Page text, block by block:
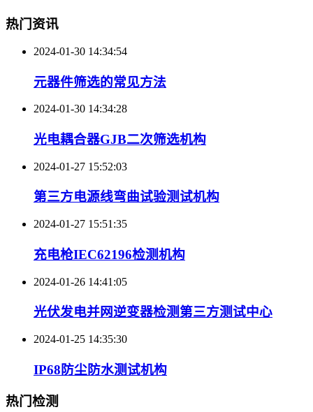
热门资讯
2024-01-30 14:34:54
元器件筛选的常见方法
2024-01-30 14:34:28
光电耦合器GJB二次筛选机构
2024-01-27 15:52:03
第三方电源线弯曲试验测试机构
2024-01-27 15:51:35
充电枪IEC62196检测机构
2024-01-26 14:41:05
光伏发电并网逆变器检测第三方测试中心
2024-01-25 14:35:30
IP68防尘防水测试机构
热门检测